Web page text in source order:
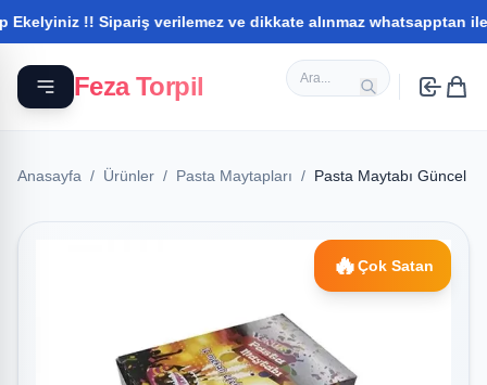
!! Sipariş verilemez ve dikkate alınmaz whatsapptan iletişim
Feza Torpil
Anasayfa / Ürünler / Pasta Maytapları / Pasta Maytabı Güncel
🔥Çok Satan